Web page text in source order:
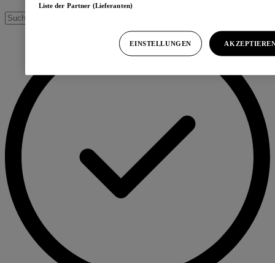
Liste der Partner (Lieferanten)
EINSTELLUNGEN